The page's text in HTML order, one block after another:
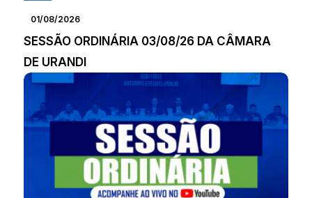
01/08/2026
SESSÃO ORDINÁRIA 03/08/26 DA CÂMARA
DE URANDI